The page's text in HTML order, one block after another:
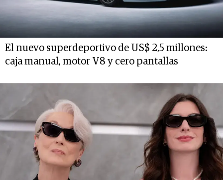
El nuevo superdeportivo de US$ 2,5 millones:
caja manual, motor V8 y cero pantallas